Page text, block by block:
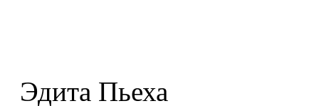
Эдита Пьеха